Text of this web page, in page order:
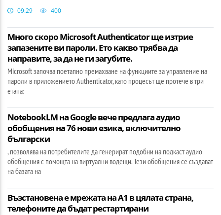
09:29 400
Много скоро Microsoft Authenticator ще изтрие
запазените ви пароли. Ето какво трябва да
направите, за да не ги загубите.
Microsoft започва поетапно премахване на функциите за управление на
пароли в приложението Authenticator, като процесът ще протече в три
етапа:
NotebookLM на Google вече предлага аудио
обобщения на 76 нови езика, включително
български
, позволява на потребителите да генерират подобни на подкаст аудио
обобщения с помощта на виртуални водещи. Тези обобщения се създават
на базата на
Възстановена е мрежата на А1 в цялата страна,
телефоните да бъдат рестартирани